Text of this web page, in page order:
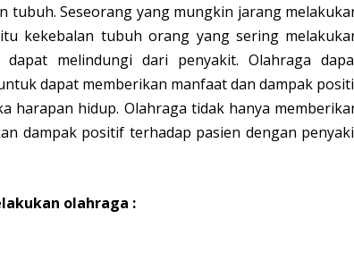
tubuh. Seseorang yang mungkin jarang
kekebalan tubuh orang yang sering
melindungi dari penyakit. Olahraga
dapat memberikan manfaat dan dampak
harapan hidup. Olahraga tidak hanya
dampak positif terhadap pasien dengan
olahraga :